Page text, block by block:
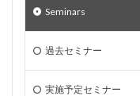
Seminars
過去セミナー
実施予定セミナー